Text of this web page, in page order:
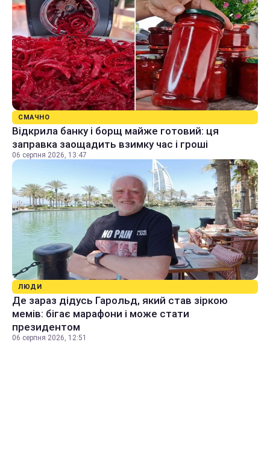
СМАЧНО
Відкрила банку і борщ майже готовий: ця
заправка заощадить взимку час і гроші
06 серпня 2026, 13:47
ЛЮДИ
Де зараз дідусь Гарольд, який став зіркою
мемів: бігає марафони і може стати
президентом
06 серпня 2026, 12:51